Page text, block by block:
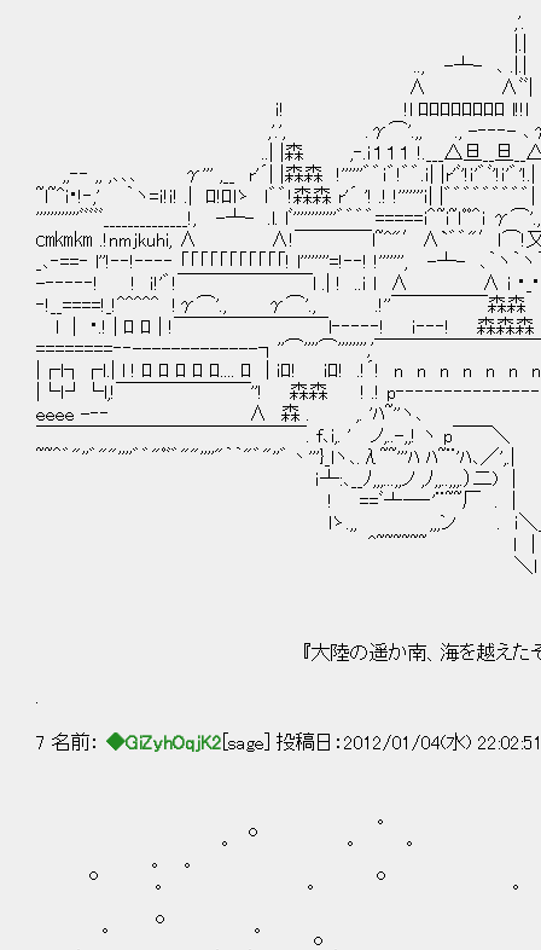
,'.
.., -┴- ､ .|.|
∧ ∧ﾞﾞ| .!ﾞﾞﾞﾞ!
ｉ! !l ﾛﾛﾛﾛﾛﾛﾛﾛ l!!l
,'.', .γ⌒'.,, ., -‐‐‐- ､γ⌒'..|.|
..| |森 ,‐.ｉ１１１ !.___△旦__旦
,,‐‐ ,, ,､､､ γ''' ,__ r'´| |森森 !''''''゛゛ｉ゛!゛゛.ｉ| |r'ﾞ'!ｉ'゛ﾞ'!
~l~^ｉ･!‐,' ｀ヽ=ｉ!ｉ! .| ﾛ!ﾛlゝ ｌ゛゛!森森 r'´ '! .! !'''''''ｉ| |゛゛゛
''''''''''''ﾞﾞﾞﾞﾞ______________!, -┴- .l. lﾞ''''''''''''゛゛゛゛=====i＾~i~ｌﾟﾟ＾i
㎝㎞㎞ .!nmjkuhi, ∧ ∧!￣￣￣￣l~^"′∧`゛゛"′ｌ⌒!又l .l_
_､‐==‐ l''!‐‐!‐‐‐‐ 「「「「「「「「「「「! l''''''''=!‐‐! !''''''', -┴-
-‐‐‐‐‐! ! ｉ!'゛!￣￣￣￣￣￣￣l .| ! ..ｉ l ∧ ∧ ｉ ･_･_･_･_･_
‐!__====!_!^^^^^ !γ⌒'., γ⌒'., .!''￣￣￣￣￣森森 ;ゞ
l | ･.! | ﾛ ﾛ | !￣￣￣￣￣￣￣￣l‐‐‐‐‐! ｉ‐‐‐! 森森森
========‐‐-------------┐''⌒''''⌒'''''''','￣￣￣￣￣￣￣￣
|┌l┐┌ｌ.| l ! ﾛ ﾛ ﾛ ﾛ ﾛ.... ﾛ | ｉﾛ! ｉﾛ! .!´! n n n n n n n n
|└ｌ┘└l,!￣￣￣￣￣￣￣''! 森森 ! .!
eeee -‐‐ ∧ 森 . ,. 'ﾊ~''ヽ､ .! !"; ;ヾ; ;ヾ; ;
￣￣￣￣￣￣￣￣￣￣￣￣￣￣. f､i,. ' ノ,..-,,! ヽ p￣￣＼
~~＾゛"''゛""''''゛゛"ﾟﾞ゛""''''"｀｀"゛"''゛丶'''}_lヽ､.λ~~'''ﾊ
ｉ┴:､__ﾉ,,,...,,ノ ,ﾉ
! ==ﾞ亠─‐'¨~~厂 .
lゝ.,, ,,,ン . ｉ＼
^~~~~~~ ｌ |
＼ｌ
『大陸の遥か南、海を越えたその先の
7 名前： ◆GiZyhOqjK2 [sage] 投稿日：2012/01/04(水)
o °
° ° °
o ° ° o
° ° °
o
° ° o